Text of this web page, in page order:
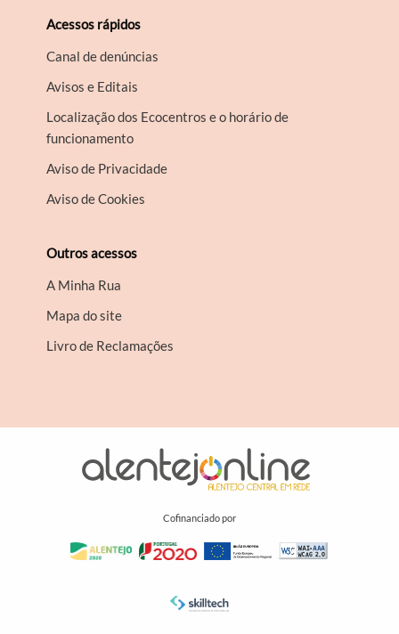
Acessos rápidos
Canal de denúncias
Avisos e Editais
Localização dos Ecocentros e o horário de
funcionamento
Aviso de Privacidade
Aviso de Cookies
Outros acessos
A Minha Rua
Mapa do site
Livro de Reclamações
Cofinanciado por